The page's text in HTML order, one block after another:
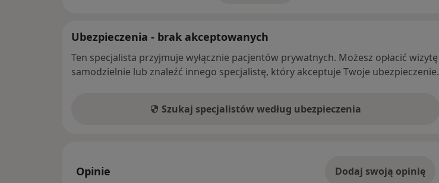
Ubezpieczenia - brak akceptowanych
Ten specjalista przyjmuje wyłącznie pacjentów prywatnych. Możesz opłacić wizytę
samodzielnie lub znaleźć innego specjalistę, który akceptuje Twoje ubezpieczenie.
Szukaj specjalistów według ubezpieczenia
Opinie Dodaj swoją opinię